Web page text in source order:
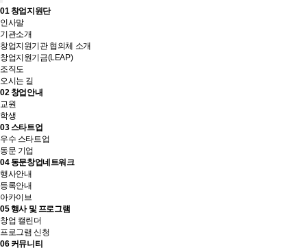
01창업지원단
인사말
기관소개
창업지원기관 협의체 소개
창업지원기금(LEAP)
조직도
오시는 길
02창업안내
교원
학생
03스타트업
우수 스타트업
동문 기업
04동문창업네트워크
행사안내
등록안내
아카이브
05행사 및 프로그램
창업 캘린더
프로그램 신청
06 커뮤니티